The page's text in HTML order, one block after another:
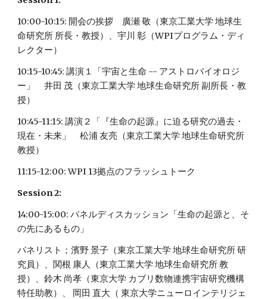
10:00-10:15: 開会の挨拶　廣瀬 敬（東京工業大学 地球生
命研究所 所長・教授）、宇川 彰（WPIプログラム・ディ
レクター）
10:15-10:45: 講演１「宇宙と生命 -- アストロバイオロジ
ー」　井田 茂（東京工業大学 地球生命研究所 副所長・教
授）
10:45-11:15: 講演２「『生命の起源』に迫る研究の過去・
現在・未来」　松浦 友亮（東京工業大学 地球生命研究所
教授）
11:15-12:00: WPI 13拠点のフラッシュトーク
Session 2:
14:00-15:00: パネルディスカッション「生命の起源と、そ
の先にあるもの」
パネリスト；濱野 景子（東京工業大学 地球生命研究所 研
究員）、関根 康人（東京工業大学 地球生命研究所 教
授）、鈴木 尚孝（東京大学 カブリ数物連携宇宙研究機構
特任助教）、 岡田 直大（ 東京大学ニューロインテリジェ